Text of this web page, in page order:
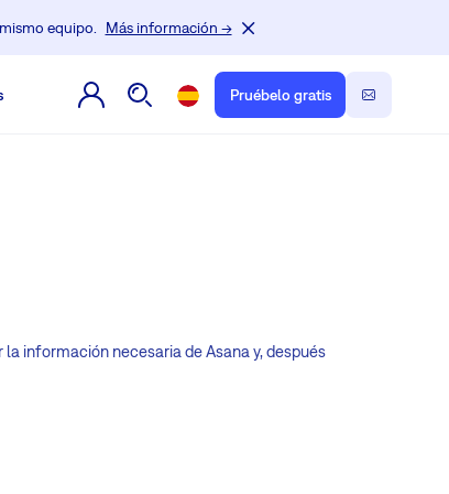
equipo. Más información →
Pruébelo gratis
información necesaria de Asana y, después